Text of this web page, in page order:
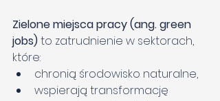
Zielone miejsca pracy (ang. green
jobs) to zatrudnienie w sektorach,
które:
chronią środowisko naturalne,
wspierają transformację